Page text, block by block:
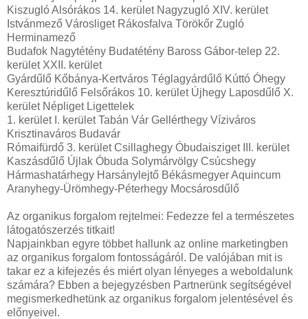
Kiszugló Alsórákos 14. kerület Nagyzugló XIV. kerület
Istvánmező Városliget Rákosfalva Törökőr Zugló
Herminamező
Budafok Nagytétény Budatétény Baross Gábor-telep 22.
kerület XXII. kerület
Gyárdűlő Kőbánya-Kertváros Téglagyárdűlő Kúttó Óhegy
Keresztúridűlő Felsőrákos 10. kerület Újhegy Laposdűlő X.
kerület Népliget Ligettelek
1. kerület I. kerület Tabán Vár Gellérthegy Víziváros
Krisztinaváros Budavár
Rómaifürdő 3. kerület Csillaghegy Óbudaisziget III. kerület
Kaszásdűlő Újlak Óbuda Solymárvölgy Csúcshegy
Hármashatárhegy Harsánylejtő Békásmegyer Aquincum
Aranyhegy-Ürömhegy-Péterhegy Mocsárosdűlő
Az organikus forgalom rejtelmei: Fedezze fel a természetes
látogatószerzés titkait!
Napjainkban egyre többet hallunk az online marketingben
az organikus forgalom fontosságáról. De valójában mit is
takar ez a kifejezés és miért olyan lényeges a weboldalunk
számára? Ebben a bejegyzésben Partnerünk segítségével
megismerkedhetünk az organikus forgalom jelentésével és
előnyeivel.